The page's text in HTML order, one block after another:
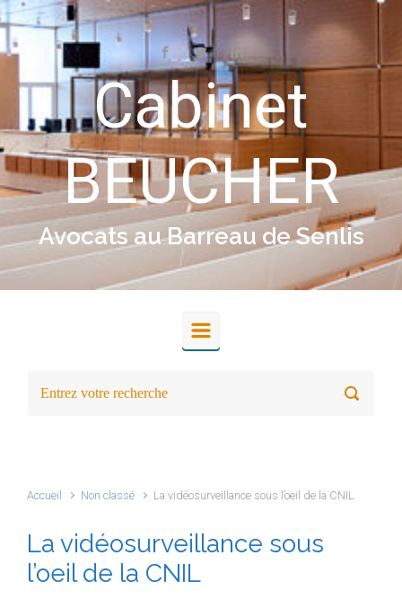
Skip to main content
Cabinet
BEUCHER
Avocats au Barreau de Senlis
Accueil Non classé La vidéosurveillance sous l’oeil de la CNIL
La vidéosurveillance sous
l’oeil de la CNIL